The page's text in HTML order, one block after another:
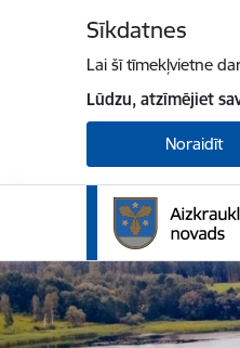
Sīkdatnes
Lai šī tīmekļvietne
Lūdzu, atzīmējiet
Noraidīt
Aizkraukles novada